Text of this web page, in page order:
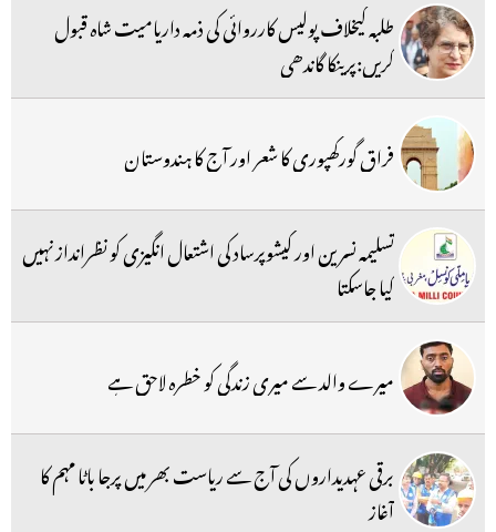
طلبہ کیخلاف پولیس کارروائی کی ذمہ داریامیت شاہ قبول
کریں:پرینکا گاندھی
فراق گورکھپوری کا شعر اور آج کا ہندوستان
تسلیمہ نسرین اور کیشوپرساد کی اشتعال انگیزی کو نظرانداز نہیں
کیا جاسکتا
میرے والد سے میری زندگی کو خطرہ لاحق ہے
برقی عہدیداروں کی آج سے ریاست بھر میں پرجا باٹا مہم کا
آغاز